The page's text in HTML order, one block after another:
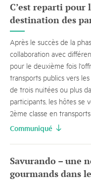
C’est reparti
destination des
Après le succès de la
collaboration avec
pour le deuxième fois
transports publics vers
de trois nuitées ou plus
participants, les hôtes se
2ème classe en
Communiqué
Savurando – une
gourmands dans